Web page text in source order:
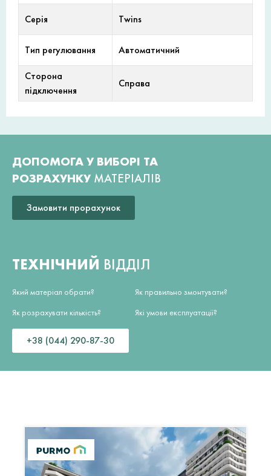
Серія Twins
Тип регулювання Автоматичний
Сторона
підключення
Справа
ДОПОМОГА У ВИБОРІ ТА
РОЗРАХУНКУ МАТЕРІАЛІВ
Замовити прорахунок
ТЕХНІЧНИЙ ВІДДІЛ
Який матеріал обрати?
Як розрахувати кількість?
Як правильно змонтувати?
Які умови експлуатації?
+38 (044) 290-87-30